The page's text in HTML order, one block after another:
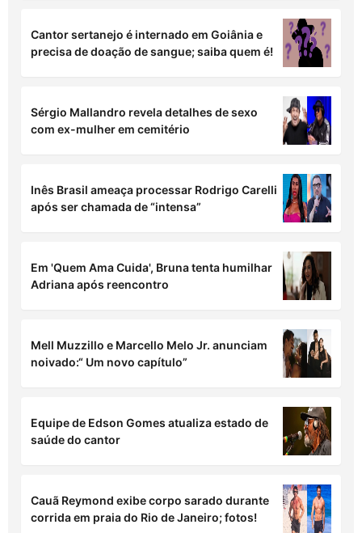
Cantor sertanejo é internado em Goiânia e
precisa de doação de sangue; saiba quem é!
Sérgio Mallandro revela detalhes de sexo
com ex-mulher em cemitério
Inês Brasil ameaça processar Rodrigo Carelli
após ser chamada de “intensa”
Em 'Quem Ama Cuida', Bruna tenta humilhar
Adriana após reencontro
Mell Muzzillo e Marcello Melo Jr. anunciam
noivado:“ Um novo capítulo”
Equipe de Edson Gomes atualiza estado de
saúde do cantor
Cauã Reymond exibe corpo sarado durante
corrida em praia do Rio de Janeiro; fotos!